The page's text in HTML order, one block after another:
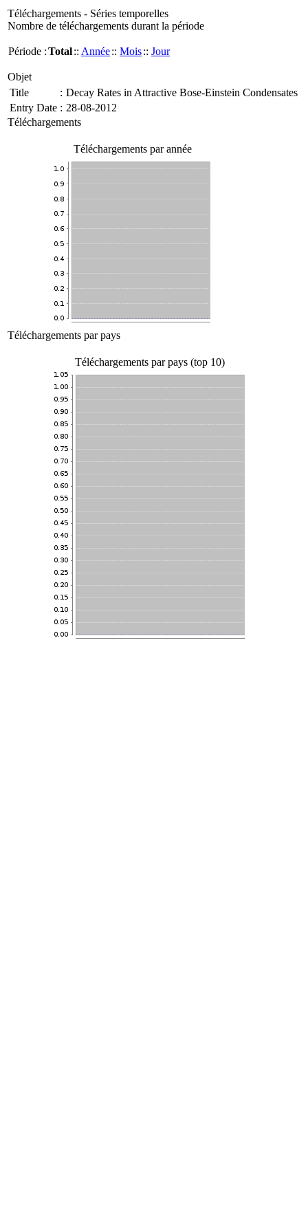
Téléchargements - Séries temporelles
Nombre de téléchargements durant la période
Période :Total:: Année:: Mois:: Jour
Objet
Title
: Decay Rates in Attractive Bose-Einstein Condensates
Entry Date : 28-08-2012
Téléchargements
Téléchargements par année
Téléchargements par pays
Téléchargements par pays (top 10)